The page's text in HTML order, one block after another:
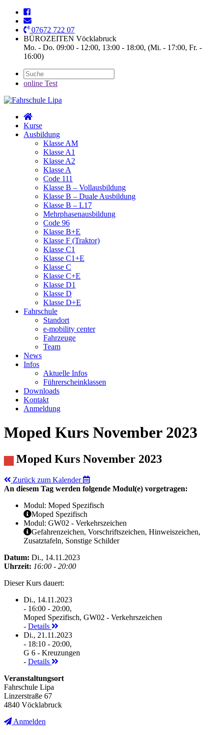
07672 722 07
BÜROZEITEN Vöcklabruck
Mo. - Do. 09:00 - 12:00, 13:00 - 18:00, (Mi. - 17:00, Fr. -
16:00)
online Test
Kurse
Ausbildung
Klasse AM
Klasse A1
Klasse A2
Klasse A
Code 111
Klasse B – Vollausbildung
Klasse B – Duale Ausbildung
Klasse B – L17
Mehrphasenausbildung
Code 96
Klasse B+E
Klasse F (Traktor)
Klasse C1
Klasse C1+E
Klasse C
Klasse C+E
Klasse D1
Klasse D
Klasse D+E
Fahrschule
Standort
e-mobility center
Fahrzeuge
Team
News
Infos
Aktuelle Infos
Führerscheinklassen
Downloads
Kontakt
Anmeldung
Moped Kurs November 2023
Moped Kurs November 2023
Zurück zum Kalender
An diesem Tag werden folgende Modul(e) vorgetragen:
Modul: Moped Spezifisch
Moped Spezifisch
Modul: GW02 - Verkehrszeichen
Gefahrenzeichen, Vorschriftszeichen, Hinweiszeichen,
Zusatztafeln, Sonstige Schilder
Datum: Di., 14.11.2023
Uhrzeit: 16:00 - 20:00
Dieser Kurs dauert:
Di., 14.11.2023
- 16:00 - 20:00,
Moped Spezifisch, GW02 - Verkehrszeichen
- Details
Di., 21.11.2023
- 18:10 - 20:00,
G 6 - Kreuzungen
- Details
Veranstaltungsort
Fahrschule Lipa
Linzerstraße 67
4840 Vöcklabruck
Anmelden